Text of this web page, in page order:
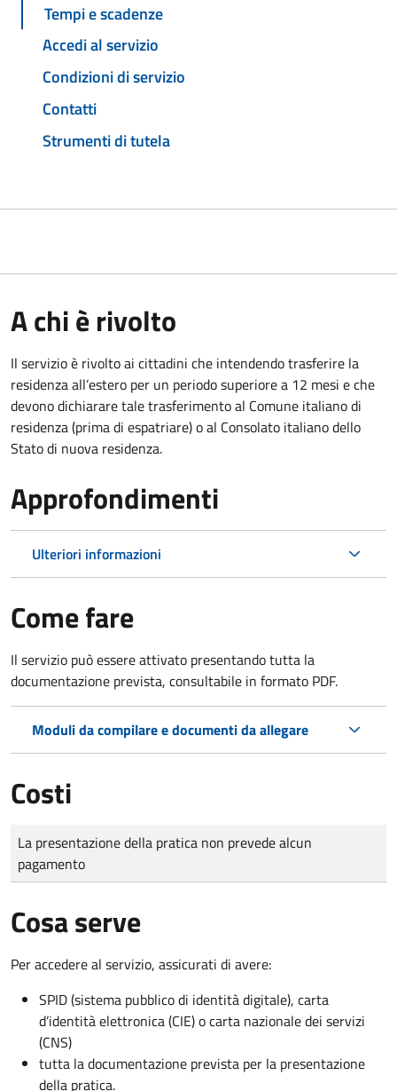
Tempi e scadenze
Accedi al servizio
Condizioni di servizio
Contatti
Strumenti di tutela
A chi è rivolto
Il servizio è rivolto ai cittadini che intendendo trasferire la
residenza all’estero per un periodo superiore a 12 mesi e che
devono dichiarare tale trasferimento al Comune italiano di
residenza (prima di espatriare) o al Consolato italiano dello
Stato di nuova residenza.
Approfondimenti
Ulteriori informazioni
Come fare
Il servizio può essere attivato presentando tutta la
documentazione prevista, consultabile in formato PDF.
Moduli da compilare e documenti da allegare
Costi
Tipo di pagamento
Importo
La presentazione della pratica non prevede alcun
pagamento
Cosa serve
Per accedere al servizio, assicurati di avere:
SPID (sistema pubblico di identità digitale), carta
d’identità elettronica (CIE) o carta nazionale dei servizi
(CNS)
tutta la documentazione prevista per la presentazione
della pratica.